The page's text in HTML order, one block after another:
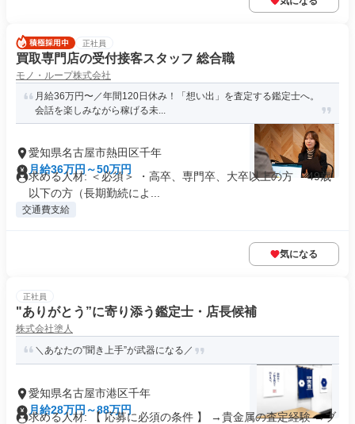
正社員
買取専門店の受付接客スタッフ 総合職
モノ・ループ株式会社
月給36万円〜／年間120日休み！「想い出」を査定する鑑定士へ。
会話を楽しみながら稼げる未...
愛知県名古屋市熱田区千年
月給36万円～50万円
求める人材: ＜必須＞ ・高卒、専門卒、大卒以上の方 ・49歳
以下の方（長期勤続によ...
交通費支給
気になる
正社員
"ありがとう”に寄り添う鑑定士・店長候補
株式会社塗人
＼あなたの”聞き上手”が武器になる／
愛知県名古屋市港区千年
月給28万円～88万円
求める人材: 【 応募に必須の条件 】 →貴金属の査定経験 →ブ